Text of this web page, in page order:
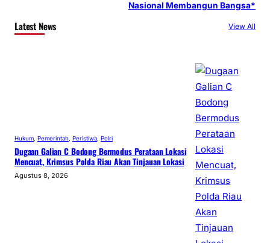
Nasional Membangun Bangsa*
Latest News View All
Hukum Pemerintah Peristiwa Polri
Dugaan Galian C Bodong Bermodus Perataan Lokasi
Mencuat, Krimsus Polda Riau Akan Tinjauan Lokasi
Agustus 8, 2026